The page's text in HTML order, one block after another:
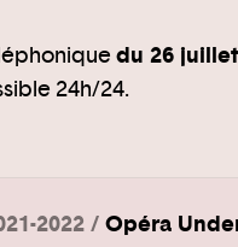
du 26
24h/24.
2022 Opéra